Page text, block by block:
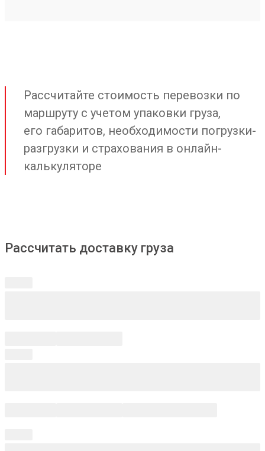
Рассчитайте стоимость перевозки по
маршруту с учетом упаковки груза,
его габаритов, необходимости погрузки-
разгрузки и страхования в онлайн-
калькуляторе
Рассчитать доставку груза